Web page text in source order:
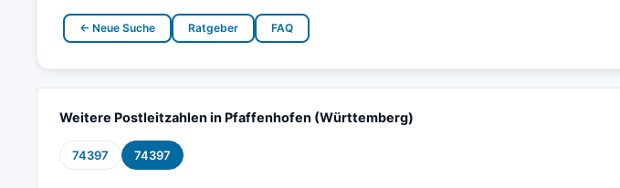
← Neue Suche Ratgeber FAQ
Weitere Postleitzahlen in Pfaffenhofen (Württemberg)
74397 74397